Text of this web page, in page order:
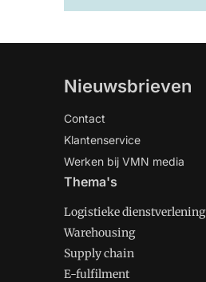
Nieuwsbrieven
Contact
Klantenservice
Werken bij VMN media
Thema's
Logistieke dienstverlening
Warehousing
Supply chain
E-fulfilment